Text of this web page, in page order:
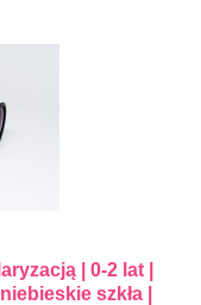
| 0-2 lat |
szkła |